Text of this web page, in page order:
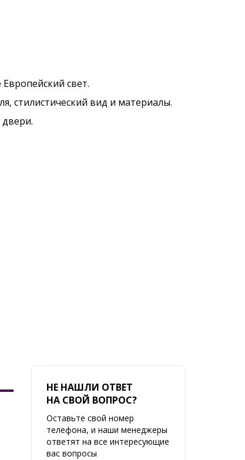
свет.
стилистический вид и материалы.
НЕ НАШЛИ ОТВЕТ
НА СВОЙ ВОПРОС?
Оставьте свой номер
телефона, и наши менеджеры
ответят на все интересующие
вас вопросы